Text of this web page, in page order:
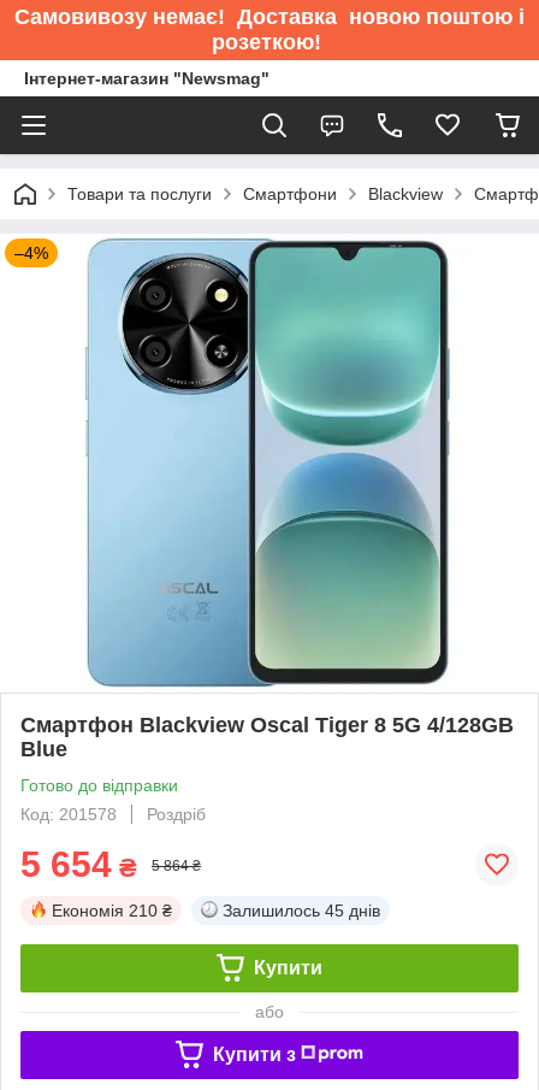
Самовивозу немає! Доставка новою поштою і
розеткою!
Інтернет-магазин "Newsmag"
Товари та послуги Смартфони Blackview
–4%
Смартфон Blackview Oscal Tiger 8 5G 4/128GB
Blue
Готово до відправки
Код: 201578
Роздріб
5 654 ₴ 5 864 ₴
Економія 210 ₴ Залишилось 45 днів
Купити
або
Купити з